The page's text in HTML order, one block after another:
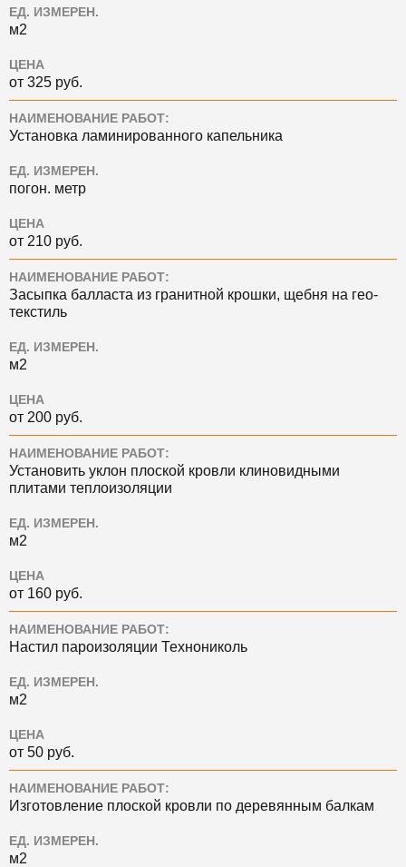
ЕД. ИЗМЕРЕН.
м2
ЦЕНА
от 325 руб.
НАИМЕНОВАНИЕ РАБОТ:
Установка ламинированного капельника
ЕД. ИЗМЕРЕН.
погон. метр
ЦЕНА
от 210 руб.
НАИМЕНОВАНИЕ РАБОТ:
Засыпка балласта из гранитной крошки, щебня на гео-
текстиль
ЕД. ИЗМЕРЕН.
м2
ЦЕНА
от 200 руб.
НАИМЕНОВАНИЕ РАБОТ:
Установить уклон плоской кровли клиновидными
плитами теплоизоляции
ЕД. ИЗМЕРЕН.
м2
ЦЕНА
от 160 руб.
НАИМЕНОВАНИЕ РАБОТ:
Настил пароизоляции Технониколь
ЕД. ИЗМЕРЕН.
м2
ЦЕНА
от 50 руб.
НАИМЕНОВАНИЕ РАБОТ:
Изготовление плоской кровли по деревянным балкам
ЕД. ИЗМЕРЕН.
м2